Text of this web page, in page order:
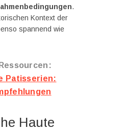
.
Kontext der
spannend wie
Patisserien:
Haute